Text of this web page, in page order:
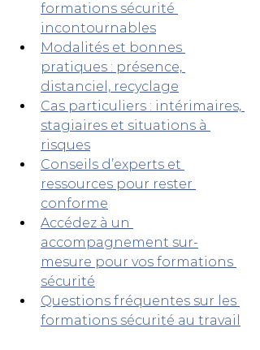
formations sécurité
incontournables
Modalités et bonnes
pratiques : présence,
distanciel, recyclage
Cas particuliers : intérimaires,
stagiaires et situations à
risques
Conseils d’experts et
ressources pour rester
conforme
Accédez à un
accompagnement sur-
mesure pour vos formations
sécurité
Questions fréquentes sur les
formations sécurité au travail